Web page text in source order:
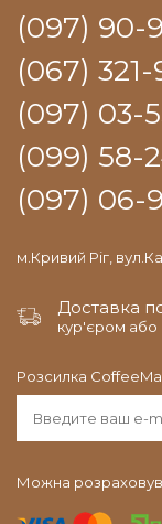
(097) 90-
(067)
(097) 03-
(099) 58-
(097) 06-
м.Кривий Ріг,
Доставка
кур'єром або
Розсилка
Можна